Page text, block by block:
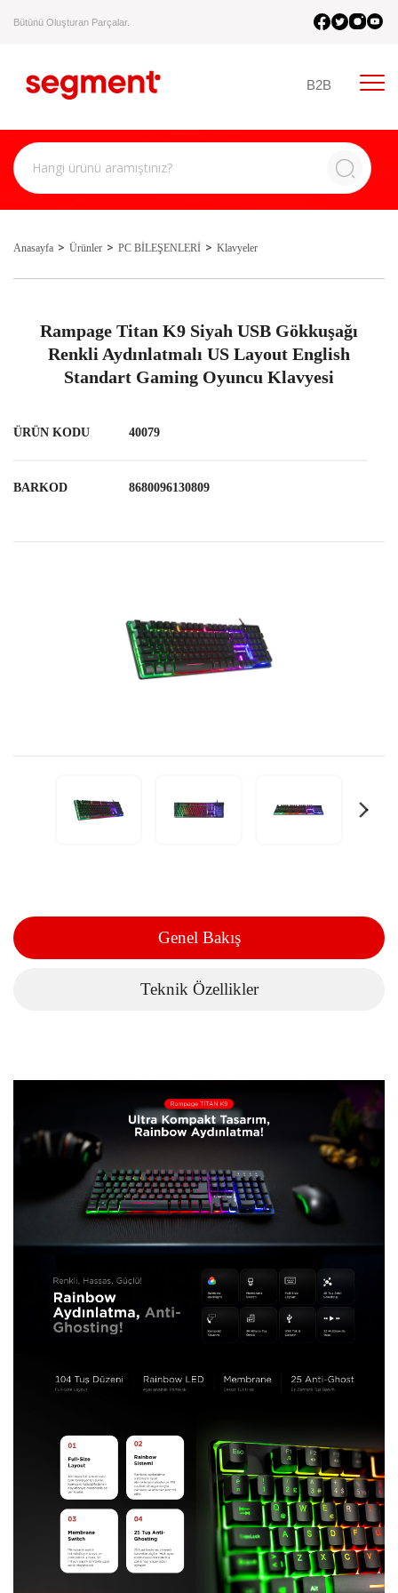
Bütünü Oluşturan Parçalar.
B2B
Anasayfa Ürünler PC BİLEŞENLERİ Klavyeler
Rampage Titan K9 Siyah USB Gökkuşağı
Renkli Aydınlatmalı US Layout English
Standart Gaming Oyuncu Klavyesi
ÜRÜN KODU 40079
BARKOD 8680096130809
Genel Bakış
Teknik Özellikler